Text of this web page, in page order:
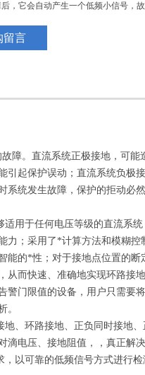
，它会自动产生一个低频小信号，
，从而判断出该支路的绝缘情况。
留言
。直流系统正极接地，可能
引起保护误动；直流系统负极
系统发生故障，保护的拒动必
用于任何电压等级的直流系统
力；采用了*计算方法和模糊控
能的*性；对于接地点位置的
从而快速、准确地实现环路接
警门限值的设备，用户只需要
。
、环路接地、正负同时接地、
电压、接地阻值，，真正解
以可靠的低频信号方式进行检